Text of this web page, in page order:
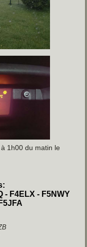
1h00 du matin le
- F4ELX - F5NWY